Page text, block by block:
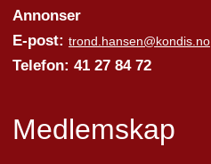
Annonser
E-post: trond.hansen@kondis.no
Telefon: 41 27 84 72
Medlemskap